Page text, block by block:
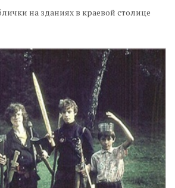
на зданиях в краевой столице